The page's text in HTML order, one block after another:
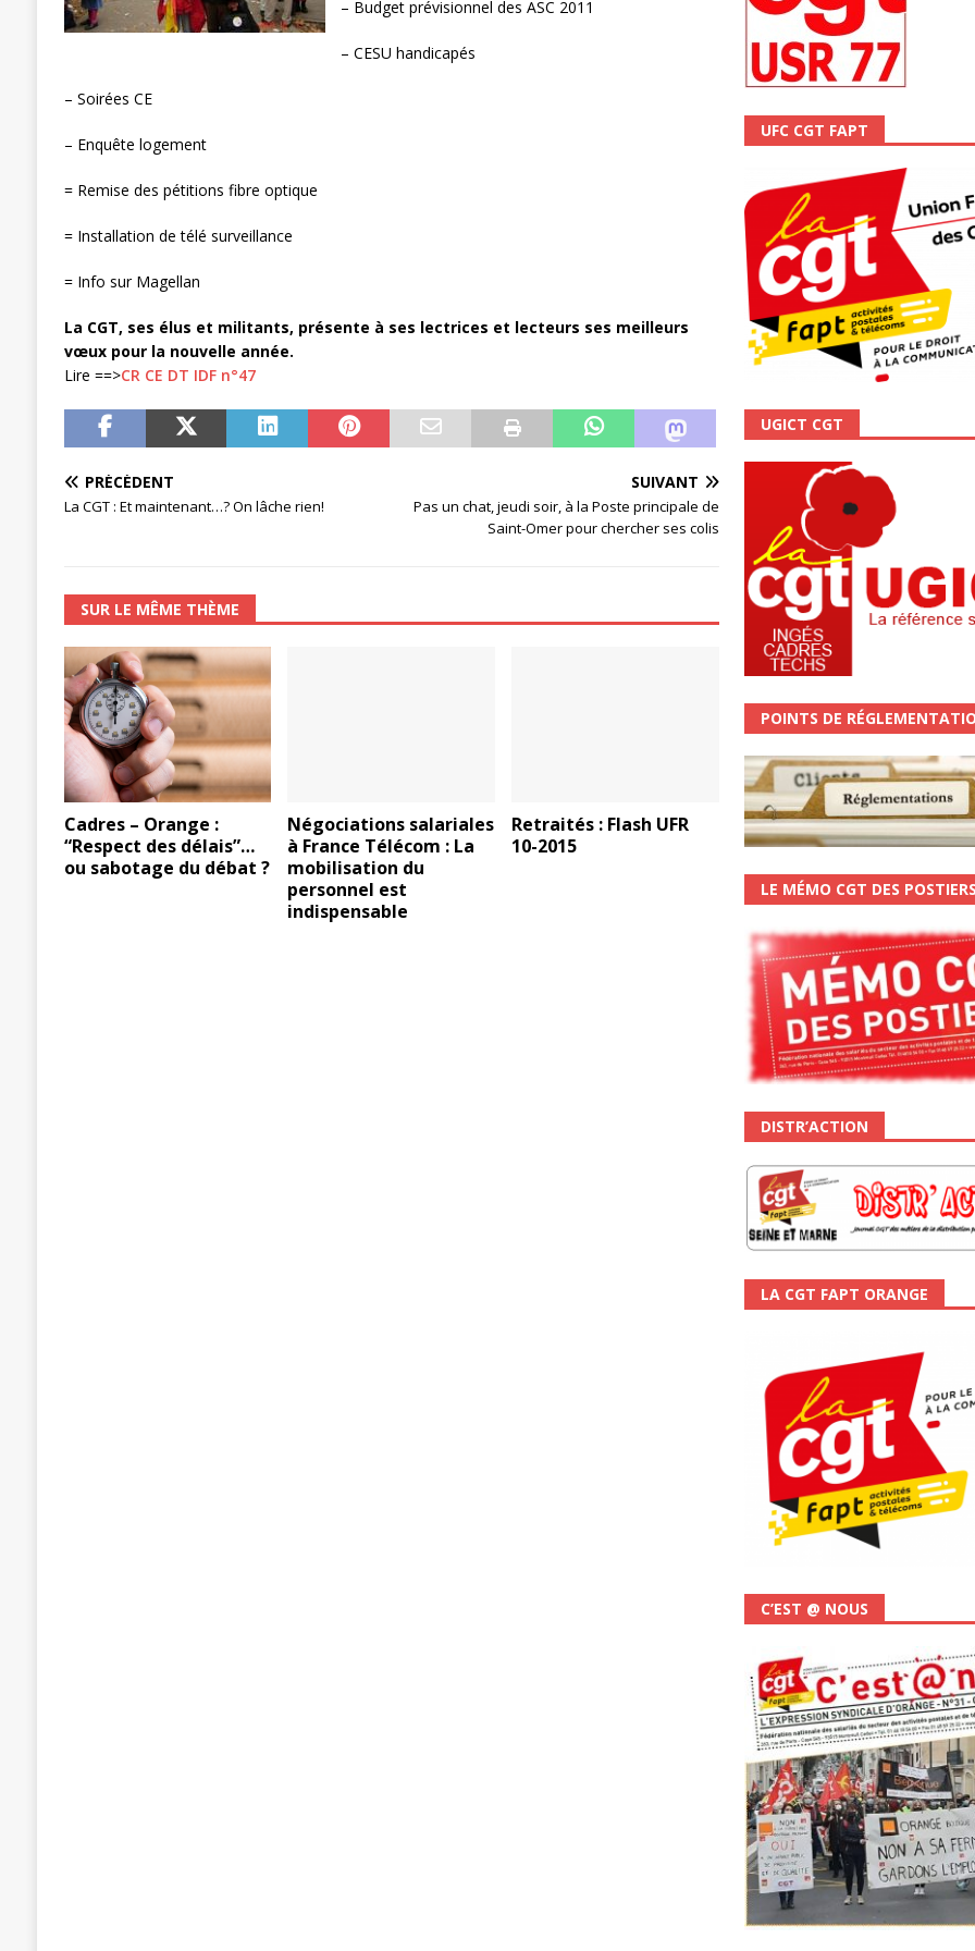
[ 27 avril 2024 ]
1er MAI 2024
– Budget prévisionnel des ASC 2011
– CESU handicapés
– Soirées CE
– Enquête logement
= Remise des pétitions fibre optique
= Installation de télé surveillance
= Info sur Magellan
La CGT, ses élus et militants, présente à ses lectrices et lecteurs ses meilleurs
vœux pour la nouvelle année.
Lire ==>CR CE DT IDF n°47
PRÉCÉDENT
La CGT : Et maintenant…? On lâche rien!
SUIVANT
Pas un chat, jeudi soir, à la Poste principale de
Saint-Omer pour chercher ses colis
SUR LE MÊME THÈME
Cadres – Orange :
“Respect des délais”…
ou sabotage du débat ?
Négociations salariales
à France Télécom : La
mobilisation du
personnel est
indispensable
Retraités : Flash UFR
10-2015
UFC CGT FAPT
UGICT CGT
POINTS DE
LE MÉMO CGT DES
DISTR’ACTION
LA CGT FAPT ORANGE
C’EST @ NOUS